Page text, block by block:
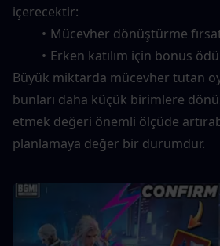
içerecektir:
Mücevher dönüştürme
Erken katılım için bonus
Büyük miktarda mücevher tutan
bunları daha küçük birimlere
etmek değeri önemli ölçüde
planlamaya değer bir durumdur.